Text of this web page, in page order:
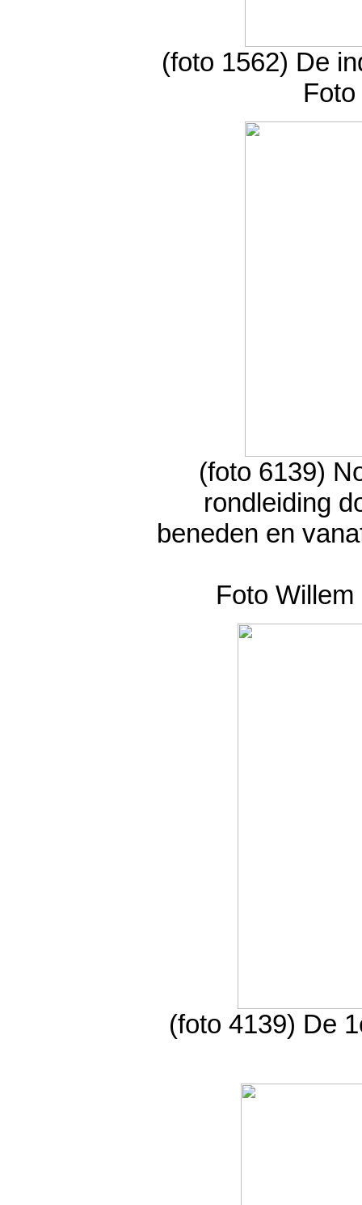
(foto 1562) De
(foto 6139)
rondleiding
beneden en
Foto
(foto 4139) De